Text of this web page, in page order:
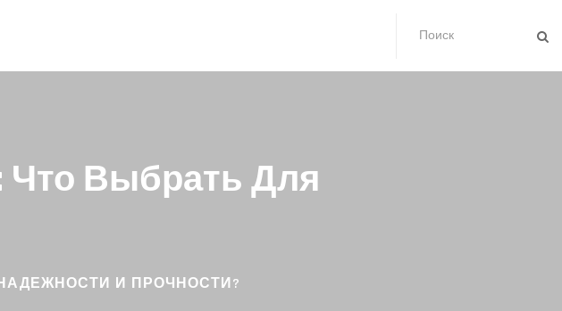
Что Выбрать Для
И ПРОЧНОСТИ?